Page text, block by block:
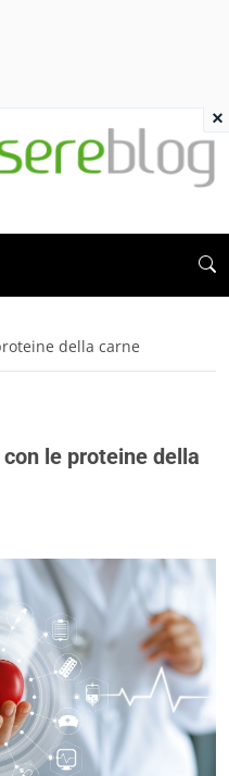
della carne
le proteine della
×